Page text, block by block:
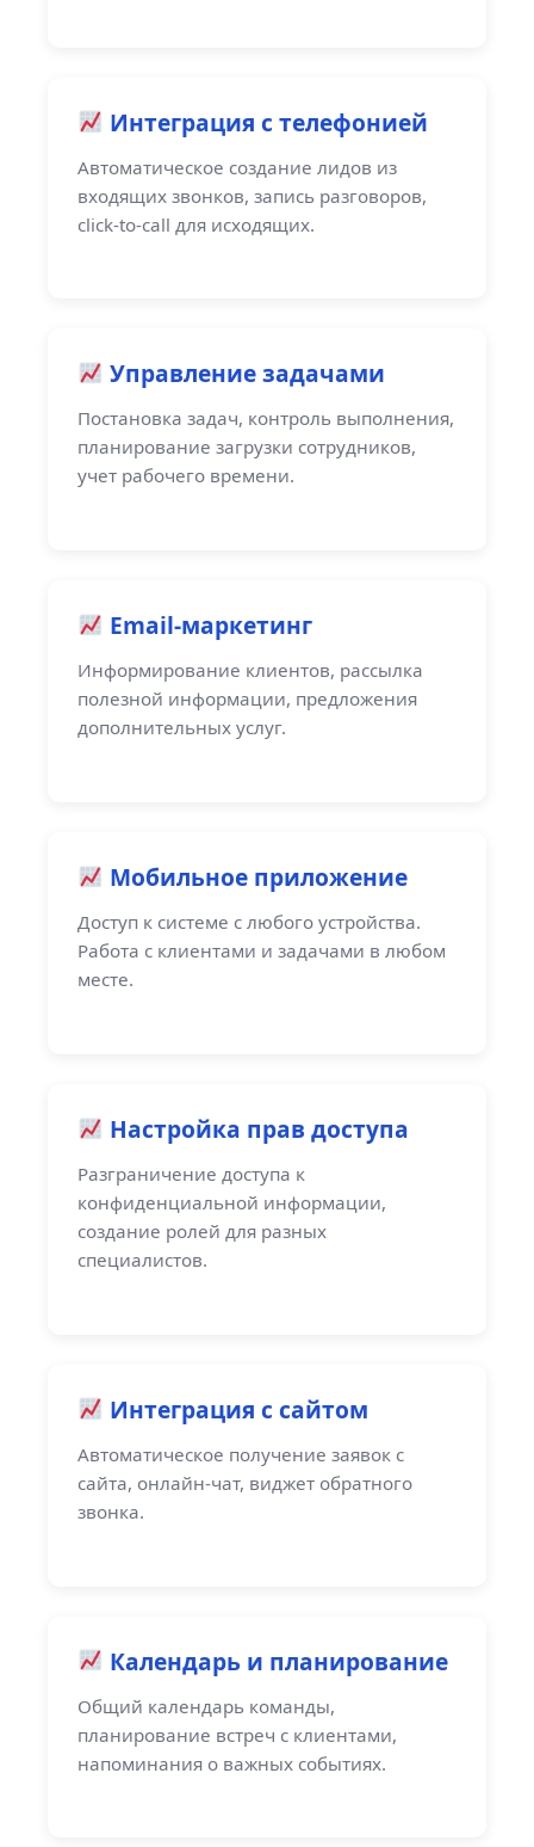
Интеграция с телефонией
Автоматическое создание лидов из
входящих звонков, запись разговоров,
click-to-call для исходящих.
Управление задачами
Постановка задач, контроль выполнения,
планирование загрузки сотрудников,
учет рабочего времени.
Email-маркетинг
Информирование клиентов, рассылка
полезной информации, предложения
дополнительных услуг.
Мобильное приложение
Доступ к системе с любого устройства.
Работа с клиентами и задачами в любом
месте.
Настройка прав доступа
Разграничение доступа к
конфиденциальной информации,
создание ролей для разных
специалистов.
Интеграция с сайтом
Автоматическое получение заявок с
сайта, онлайн-чат, виджет обратного
звонка.
Календарь и планирование
Общий календарь команды,
планирование встреч с клиентами,
напоминания о важных событиях.